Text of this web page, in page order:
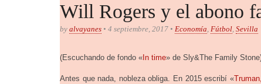
Will Rogers y el abono
by alvayanes • 4 septiembre, 2017 • Economía, Fútbol, Sevilla
(Escuchando de fondo « In time» de Sly&The Family
Antes que nada, nobleza obliga. En 2015 escribí «